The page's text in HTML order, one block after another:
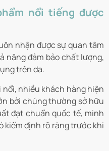
nổi tiếng được
nhận được sự quan tâm
năng đảm bảo chất lượng,
trên da.
nhiều khách hàng hiện
bởi chúng thường sở hữu
đạt chuẩn quốc tế, minh
kiểm định rõ ràng trước khi